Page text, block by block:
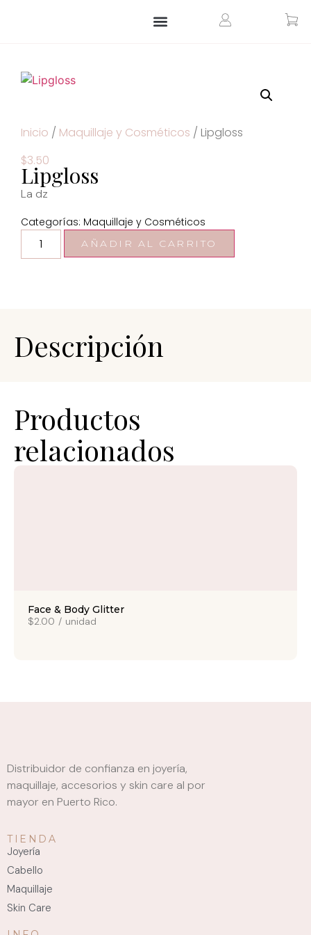
Inicio / Maquillaje y Cosméticos / Lipgloss
$3.50
Lipgloss
La dz
Categorías: Maquillaje y Cosméticos
AÑADIR AL CARRITO
Descripción
Productos
relacionados
Face & Body Glitter
$2.00 / unidad
Distribuidor de confianza en joyería,
maquillaje, accesorios y skin care al por
mayor en Puerto Rico.
TIENDA
Joyería
Cabello
Maquillaje
Skin Care